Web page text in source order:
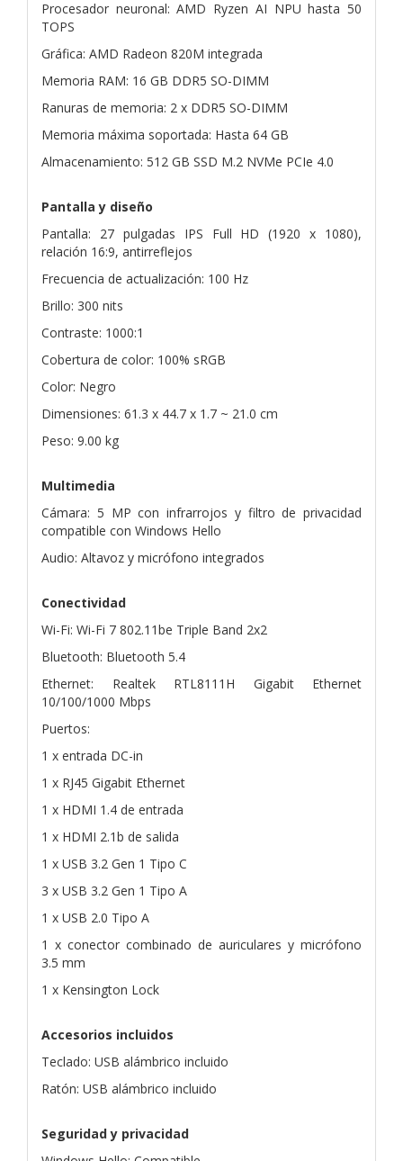
Procesador neuronal: AMD Ryzen AI NPU hasta 50
TOPS
Gráfica: AMD Radeon 820M integrada
Memoria RAM: 16 GB DDR5 SO-DIMM
Ranuras de memoria: 2 x DDR5 SO-DIMM
Memoria máxima soportada: Hasta 64 GB
Almacenamiento: 512 GB SSD M.2 NVMe PCIe 4.0
Pantalla y diseño
Pantalla: 27 pulgadas IPS Full HD (1920 x 1080),
relación 16:9, antirreflejos
Frecuencia de actualización: 100 Hz
Brillo: 300 nits
Contraste: 1000:1
Cobertura de color: 100% sRGB
Color: Negro
Dimensiones: 61.3 x 44.7 x 1.7 ~ 21.0 cm
Peso: 9.00 kg
Multimedia
Cámara: 5 MP con infrarrojos y filtro de privacidad
compatible con Windows Hello
Audio: Altavoz y micrófono integrados
Conectividad
Wi-Fi: Wi-Fi 7 802.11be Triple Band 2x2
Bluetooth: Bluetooth 5.4
Ethernet: Realtek RTL8111H Gigabit Ethernet
10/100/1000 Mbps
Puertos:
1 x entrada DC-in
1 x RJ45 Gigabit Ethernet
1 x HDMI 1.4 de entrada
1 x HDMI 2.1b de salida
1 x USB 3.2 Gen 1 Tipo C
3 x USB 3.2 Gen 1 Tipo A
1 x USB 2.0 Tipo A
1 x conector combinado de auriculares y micrófono
3.5 mm
1 x Kensington Lock
Accesorios incluidos
Teclado: USB alámbrico incluido
Ratón: USB alámbrico incluido
Seguridad y privacidad